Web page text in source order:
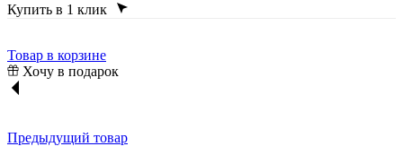
Купить в 1 клик
Товар в корзине
Хочу в подарок
Предыдущий товар